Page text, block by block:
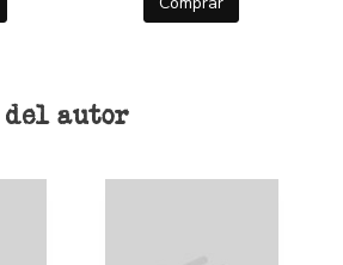
del autor